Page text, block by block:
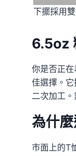
下擺採用
6.5oz
你是否正
佳選擇。
二次加工
為什
市面上的T